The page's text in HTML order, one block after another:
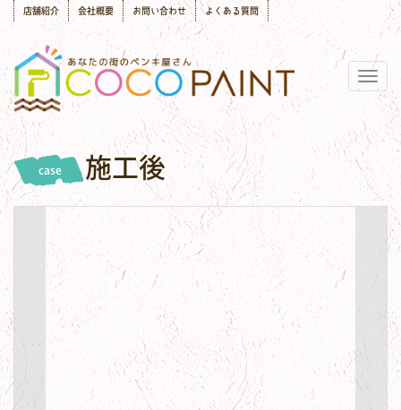
店舗紹介 会社概要 お問い合わせ よくある質問
case 施工後